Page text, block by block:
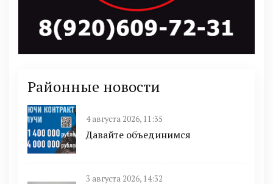
Районные новости
4 августа 2026, 11:35
Давайте объединимся
3 августа 2026, 14:32